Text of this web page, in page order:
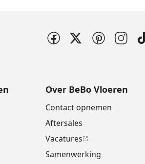
Over BeBo Vloeren
Contact opnemen
Aftersales
Vacatures
Samenwerking